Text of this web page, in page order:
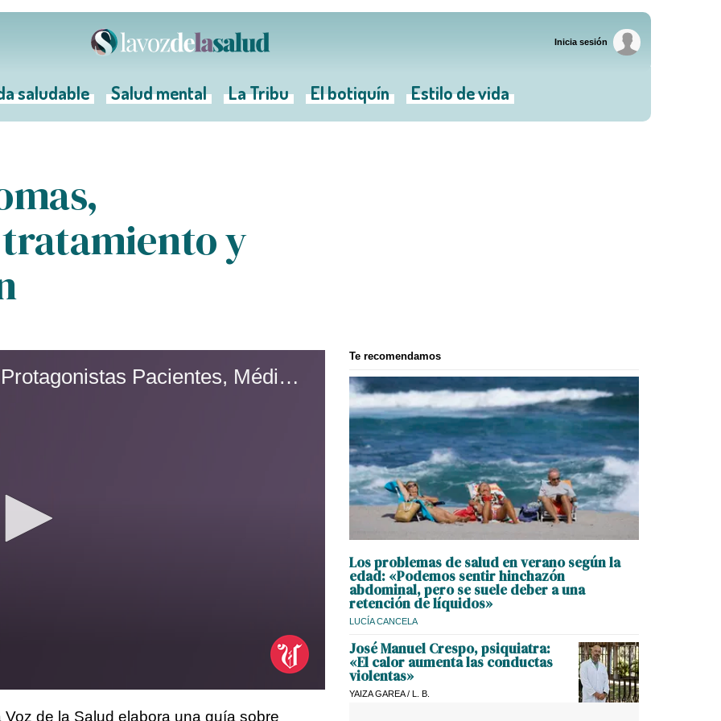
Inicia sesión
saludable Salud mental La Tribu El botiquín Estilo de vida
y
El Cáncer, Contado Por Sus Protagonistas Pacientes, Médicos Y Psicólogos
de la Salud elabora una guía sobre
Te recomendamos
Los problemas de salud en verano según la
edad: «Podemos sentir hinchazón
abdominal, pero se suele deber a una
retención de líquidos»
LUCÍA CANCELA
José Manuel Crespo, psiquiatra:
«El calor aumenta las conductas
violentas»
YAIZA GAREA/ L. B.